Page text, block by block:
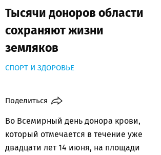
Тысячи доноров области
сохраняют жизни
земляков
СПОРТ И ЗДОРОВЬЕ
Поделиться
Во Всемирный день донора крови,
который отмечается в течение уже
двадцати лет 14 июня, на площади